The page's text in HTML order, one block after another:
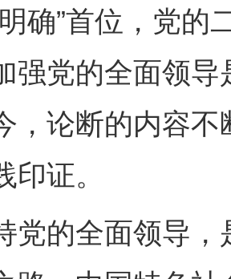
确”首位，党
强党的全面领
，论断的内容
印证。
的全面领导，